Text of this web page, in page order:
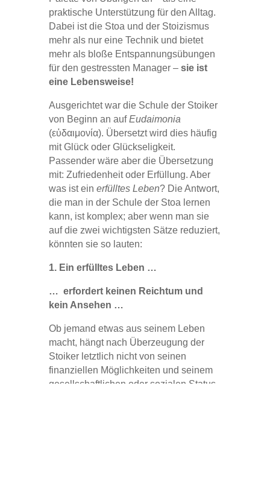
praktische Unterstützung für den Alltag.
Dabei ist die Stoa und der Stoizismus
mehr als nur eine Technik und bietet
mehr als bloße Entspannungsübungen
für den gestressten Manager – sie ist
eine Lebensweise!
Ausgerichtet war die Schule der Stoiker
von Beginn an aufEudaimonia
(εὐδαιμονία). Übersetzt wird dies häufig
mit Glück oder Glückseligkeit.
Passender wäre aber die Übersetzung
mit: Zufriedenheit oder Erfüllung. Aber
was ist ein erfülltes Leben? Die Antwort,
die man in der Schule der Stoa lernen
kann, ist komplex; aber wenn man sie
auf die zwei wichtigsten Sätze reduziert,
könnten sie so lauten:
1. Ein erfülltes Leben …
… erfordert keinen Reichtum und
kein Ansehen …
Ob jemand etwas aus seinem Leben
macht, hängt nach Überzeugung der
Stoiker letztlich nicht von seinen
finanziellen Möglichkeiten und seinem
gesellschaftlichen oder sozialen Status